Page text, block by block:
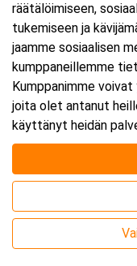
Päättyy:8.10.2026
Lisää tapahtuma
Webinaari
räätälöimiseen,
tukemiseen ja
jaamme sosiaalisen
kumppaneillemme
Kumppanimme
joita olet antanut
käyttänyt heidän